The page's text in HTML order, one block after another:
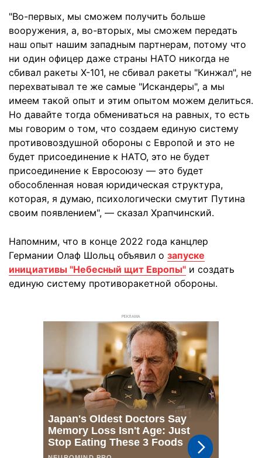
"Во-первых, мы сможем получить больше
вооружения, а, во-вторых, мы сможем передать
наш опыт нашим западным партнерам, потому что
ни один офицер даже страны НАТО никогда не
сбивал ракеты Х-101, не сбивал ракеты "Кинжал", не
перехватывал те же самые "Искандеры", а мы
имеем такой опыт и этим опытом можем делиться.
Но давайте тогда обмениваться на равных, то есть
мы говорим о том, что создаем единую систему
противовоздушной обороны с Европой и это не
будет присоединение к НАТО, это не будет
присоединение к Евросоюзу — это будет
обособленная новая юридическая структура,
которая, я думаю, психологически смутит Путина
своим появлением", — сказал Храпчинский.
Напомним, что в конце 2022 года канцлер
Германии Олаф Шольц объявил о запуске
инициативы "Небесный щит Европы" и создать
единую систему противоракетной обороны.
РЕКЛАМА